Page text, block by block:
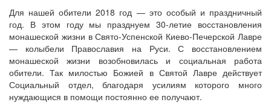
Для нашей обители 2018 год — это особый и праздничный
год. В этом году мы празднуем 30-летие восстановления
монашеской жизни в Свято-Успенской Киево-Печерской Лавре
— колыбели Православия на Руси. С восстановлением
монашеской жизни возобновилась и социальная работа
обители. Так милостью Божией в Святой Лавре действует
Социальный отдел, благодаря усилиям которого много
нуждающися в помощи постоянно ее получают.